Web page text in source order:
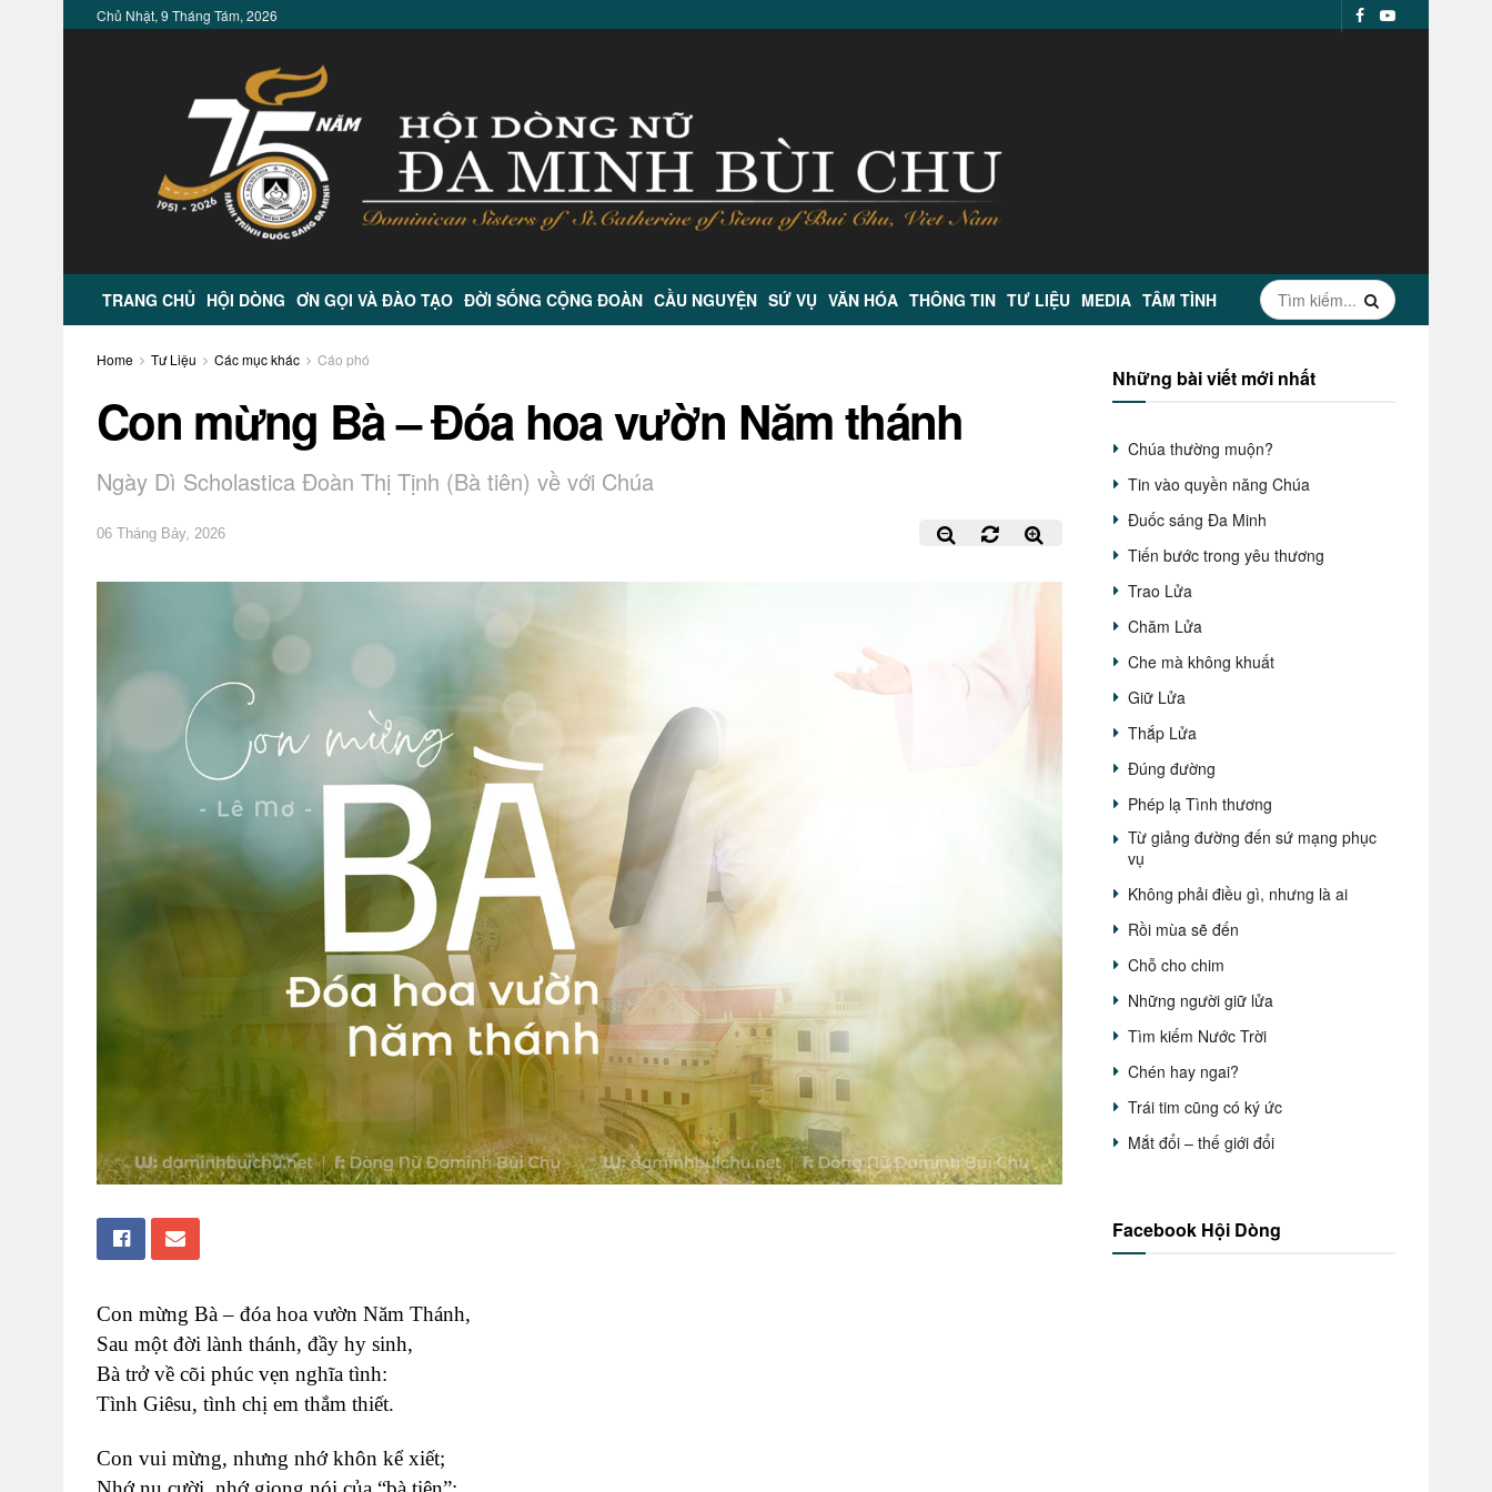
Chủ Nhật, 9 Tháng Tám, 2026
TRANG CHỦ HỘI DÒNG ƠN GỌI VÀ ĐÀO TẠO ĐỜI SỐNG CỘNG ĐOÀN CẦU NGUYỆN SỨ VỤ VĂN HÓA THÔNG TIN TƯ LIỆU MEDIA TÂM TÌNH
Home Tư Liệu Các mục khác Cáo phó
Con mừng Bà – Đóa hoa vườn Năm thánh
Ngày Dì Scholastica Đoàn Thị Tịnh (Bà tiên) về với Chúa
06 Tháng Bảy, 2026
Con mừng Bà – đóa hoa vườn Năm Thánh,
Sau một đời lành thánh, đầy hy sinh,
Bà trở về cõi phúc vẹn nghĩa tình:
Tình Giêsu, tình chị em thắm thiết.
Con vui mừng, nhưng nhớ khôn kể xiết;
Những bài viết mới nhất
Chúa thường muộn?
Tin vào quyền năng Chúa
Đuốc sáng Đa Minh
Tiến bước trong yêu thương
Trao Lửa
Chăm Lửa
Che mà không khuất
Giữ Lửa
Thắp Lửa
Đúng đường
Phép lạ Tình thương
Từ giảng đường đến sứ mạng phục
vụ
Không phải điều gì, nhưng là ai
Rồi mùa sẽ đến
Chỗ cho chim
Những người giữ lửa
Tìm kiếm Nước Trời
Chén hay ngai?
Trái tim cũng có ký ức
Mắt đổi – thế giới đổi
Facebook Hội Dòng